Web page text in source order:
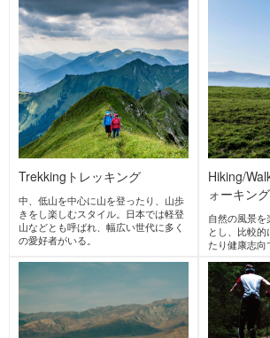
DOMINATOR
ドミネーター
United
States
GIRO
ジロ
United
States
gRon
Japan
MATSUMOTO WA
X
マツモトワックス